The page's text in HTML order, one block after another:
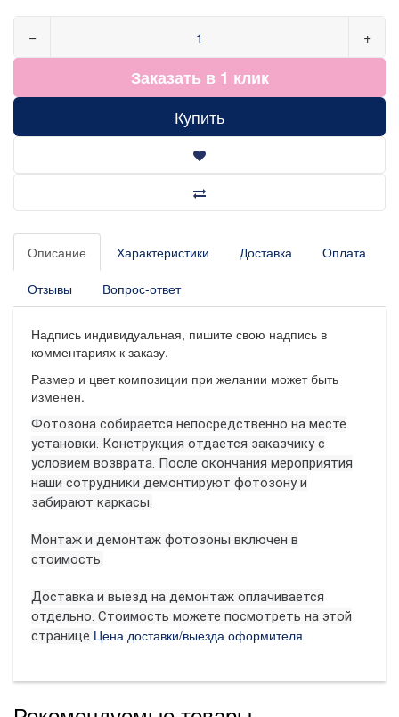
− +
Заказать в 1 клик
Купить
Описание Характеристики Доставка Оплата
Отзывы Вопрос-ответ
Надпись индивидуальная, пишите свою надпись в
комментариях к заказу.
Размер и цвет композиции при желании может быть
изменен.
Фотозона собирается непосредственно на месте
установки. Конструкция отдается заказчику с
условием возврата. После окончания мероприятия
наши сотрудники демонтируют фотозону и
забирают каркасы.
Монтаж и демонтаж фотозоны включен в
стоимость.
Доставка и выезд на демонтаж оплачивается
отдельно. Стоимость можете посмотреть на этой
странице Цена доставки/выезда оформителя